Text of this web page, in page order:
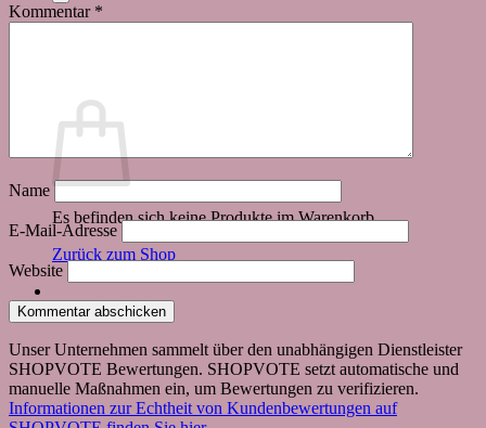
Es befinden sich keine Produkte im Warenkorb.
Zurück zum Shop
Kommentar *
Name
E-Mail-Adresse
Website
Unser Unternehmen sammelt über den unabhängigen Dienstleister
SHOPVOTE Bewertungen. SHOPVOTE setzt automatische und
manuelle Maßnahmen ein, um Bewertungen zu verifizieren.
Informationen zur Echtheit von Kundenbewertungen auf